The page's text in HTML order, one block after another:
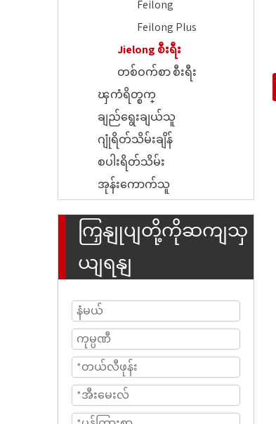
Feilong
Feilong Plus
Jielong စီးရီး
တစ်ဝက်စာ စီးရီး
ၾကံရိတ္စက္
ချည်ရွေးချယ်သူ
ဂျုံရိတ်သိမ်းချိန်
စပါးရိတ်သိမ်း
အုန်းကောက်သူ
ကြှနျုပျတို့ကိုဆကျသှ
ယျရနျ